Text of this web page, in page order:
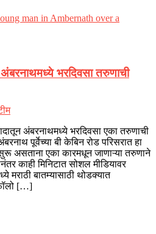
अंबरनाथमध्ये भरदिवसा तरुणाची
अंबरनाथमध्ये भरदिवसा एका तरुणाची
पूर्वेच्या बी केबिन रोड परिसरात हा
असताना एका कारमधून जाणाऱ्या तरुणाने
काही मिनिटात सोशल मीडियावर
मराठी बातम्यासाठी थोडक्यात
[…]